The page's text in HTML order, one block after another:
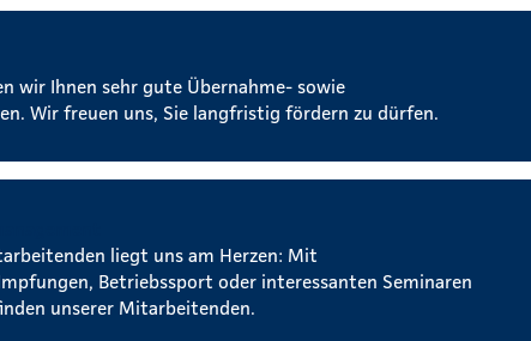
wir Ihnen sehr gute Übernahme- sowie
Wir freuen uns, Sie langfristig fördern zu dürfen.
liegt uns am Herzen: Mit
Betriebssport oder interessanten Seminaren
unserer Mitarbeitenden.